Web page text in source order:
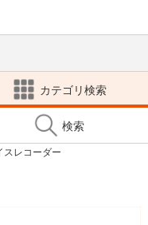
カテゴリ検索
検索
スレコーダー